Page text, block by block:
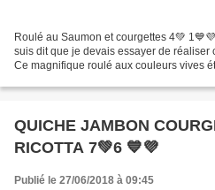
Roulé au Saumon et courgettes 4💚 1💙💜 Lorsque j’ai vu ce roulé, je me
suis dit que je devais essayer de réaliser
Ce magnifique roulé aux couleurs vives
QUICHE JAMBON
RICOTTA 7💚6 💙💜
Publié le 27/06/2018 à 09:45